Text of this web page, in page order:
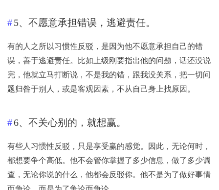
5、不愿意承担错误，逃避责任。
有的人之所以习惯性反驳，是因为他不愿意承担自己的错
误，善于逃避责任。比如上级刚要指出他的问题，话还没说
完，他就立马打断说，不是我的错，跟我没关系，把一切问
题归咎于别人，或是客观因素，不从自己身上找原因。
6、不关心别的，就想赢。
有些人习惯性反驳，只是享受赢的感觉。因此，无论何时，
都想要争个高低。他不会管你掌握了多少信息，做了多少调
查，无论你说的什么，他都会反驳你。他不是为了做好事情